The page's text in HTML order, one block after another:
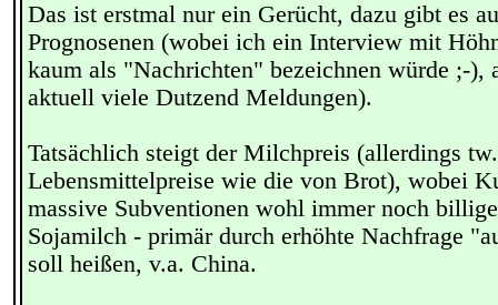
Das ist erstmal nur ein Gerücht, dazu gibt es
Prognosenen (wobei ich ein Interview mit
kaum als "Nachrichten" bezeichnen würde ;-),
aktuell viele Dutzend Meldungen).
Tatsächlich steigt der Milchpreis (allerdings
Lebensmittelpreise wie die von Brot), wobei
massive Subventionen wohl immer noch
Sojamilch - primär durch erhöhte Nachfrage
soll heißen, v.a. China.